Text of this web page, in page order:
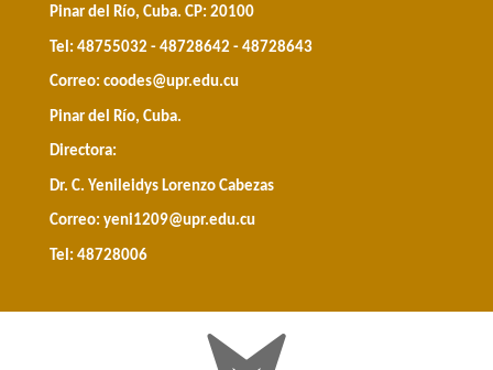
Pinar del Río, Cuba. CP: 20100
Tel: 48755032 - 48728642 - 48728643
Correo: coodes@upr.edu.cu
Pinar del Río, Cuba.
Directora:
Dr. C. Yenileidys Lorenzo Cabezas
Correo: yeni1209@upr.edu.cu
Tel: 48728006